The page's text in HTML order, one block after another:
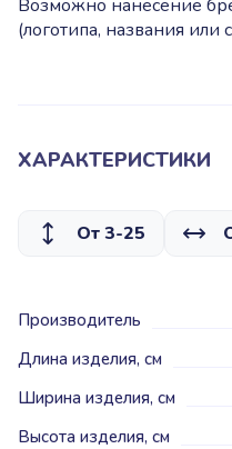
Возможно нанесение
(логотипа, названия или
ХАРАКТЕРИСТИКИ
От 3-25
Производитель
Длина изделия, см
Ширина изделия, см
Высота изделия, см